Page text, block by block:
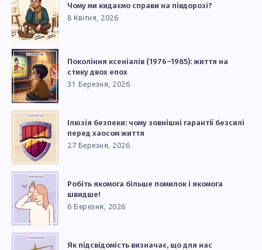
Чому ми кидаємо справи на півдорозі?
8 Квітня, 2026
Покоління ксеніалів (1976–1985): життя на
стику двох епох
31 Березня, 2026
Ілюзія безпеки: чому зовнішні гарантії безсилі
перед хаосом життя
27 Березня, 2026
Робіть якомога більше помилок і якомога
швидше!
6 Березня, 2026
Як підсвідомість визначає, що для нас